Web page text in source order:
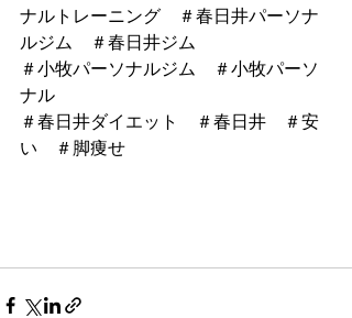
ナルトレーニング　＃春日井パーソナ
ルジム　＃春日井ジム
＃小牧パーソナルジム　＃小牧パーソ
ナル
＃春日井ダイエット　＃春日井　＃安
い　＃脚痩せ